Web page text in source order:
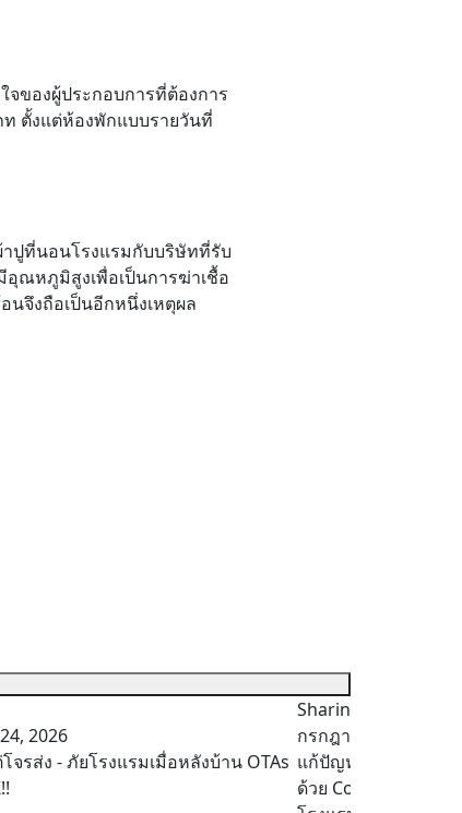
ของผู้ประกอบการที่ต้องการ
ท ตั้งแต่ห้องพักแบบรายวันที่
ปูที่นอนโรงแรมกับบริษัทที่รับ
ณหภูมิสูงเพื่อเป็นการฆ่าเชื้อ
จึงถือเป็นอีกหนึ่งเหตุผล
2026
จรส่ง - ภัยโรงแรมเมื่อหลังบ้าน OTAs
Sharing
กรกฎาคม 10, 2026
แก้ปัญหา ‘ทำคอนเท
ด้วย Content